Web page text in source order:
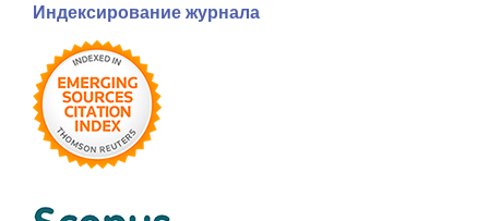
Индексирование журнала